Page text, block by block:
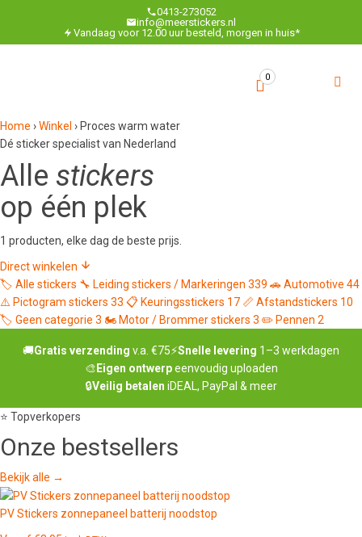
0413-273052
info@meerstickers.nl
Vandaag voor 12.00 uur besteld, morgen in huis*
0
Home ›Winkel › Proces warm water
Dé sticker specialist van Nederland
Alle stickers
op één plek
1 producten, elke dag de beste prijs.
Direct winkelen
🏷️ Alle stickers 🔧 Leiding stickers / Markeringen 339 🚗Automotive 44
⚠️ Pictogram stickers 33 📋 Keuringsstickers 17 📏 Afstandstickers 10
🏷️ Geen categorie 3 🏍️ Motor / Brommer stickers 3 ✏️ Pennen 2
🚚Gratis verzending v.a. €75⚡Snelle levering 1–3 werkdagen
🎨 Eigen ontwerpeenvoudig uploaden
🔒Veilig betalen iDEAL, PayPal & meer
⭐ Topverkopers
Onze bestsellers
Bekijk alle →
PV Stickers zonnepaneel batterij noodstop